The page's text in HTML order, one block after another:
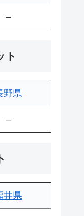
–
ト
野県
–
井県